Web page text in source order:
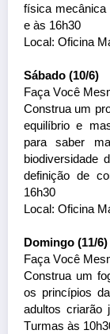
física mecânica
e às 16h30
Local: Oficina
Sábado (10/6)
Faça Você
Construa um
equilíbrio e
para saber
biodiversidade
definição de
16h30
Local: Oficina
Domingo (11/6)
Faça Você
Construa um
os princípios
adultos criarão
Turmas às